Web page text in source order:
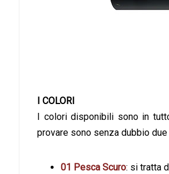
I COLORI
I colori disponibili sono in
provare sono senza dubbio
01 Pesca Scuro: si tratta